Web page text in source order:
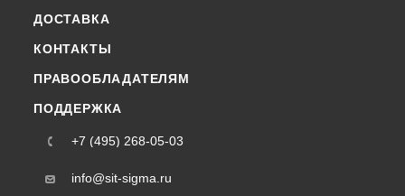
ДОСТАВКА
КОНТАКТЫ
ПРАВООБЛАДАТЕЛЯМ
ПОДДЕРЖКА
+7 (495) 268-05-03
info@sit-sigma.ru